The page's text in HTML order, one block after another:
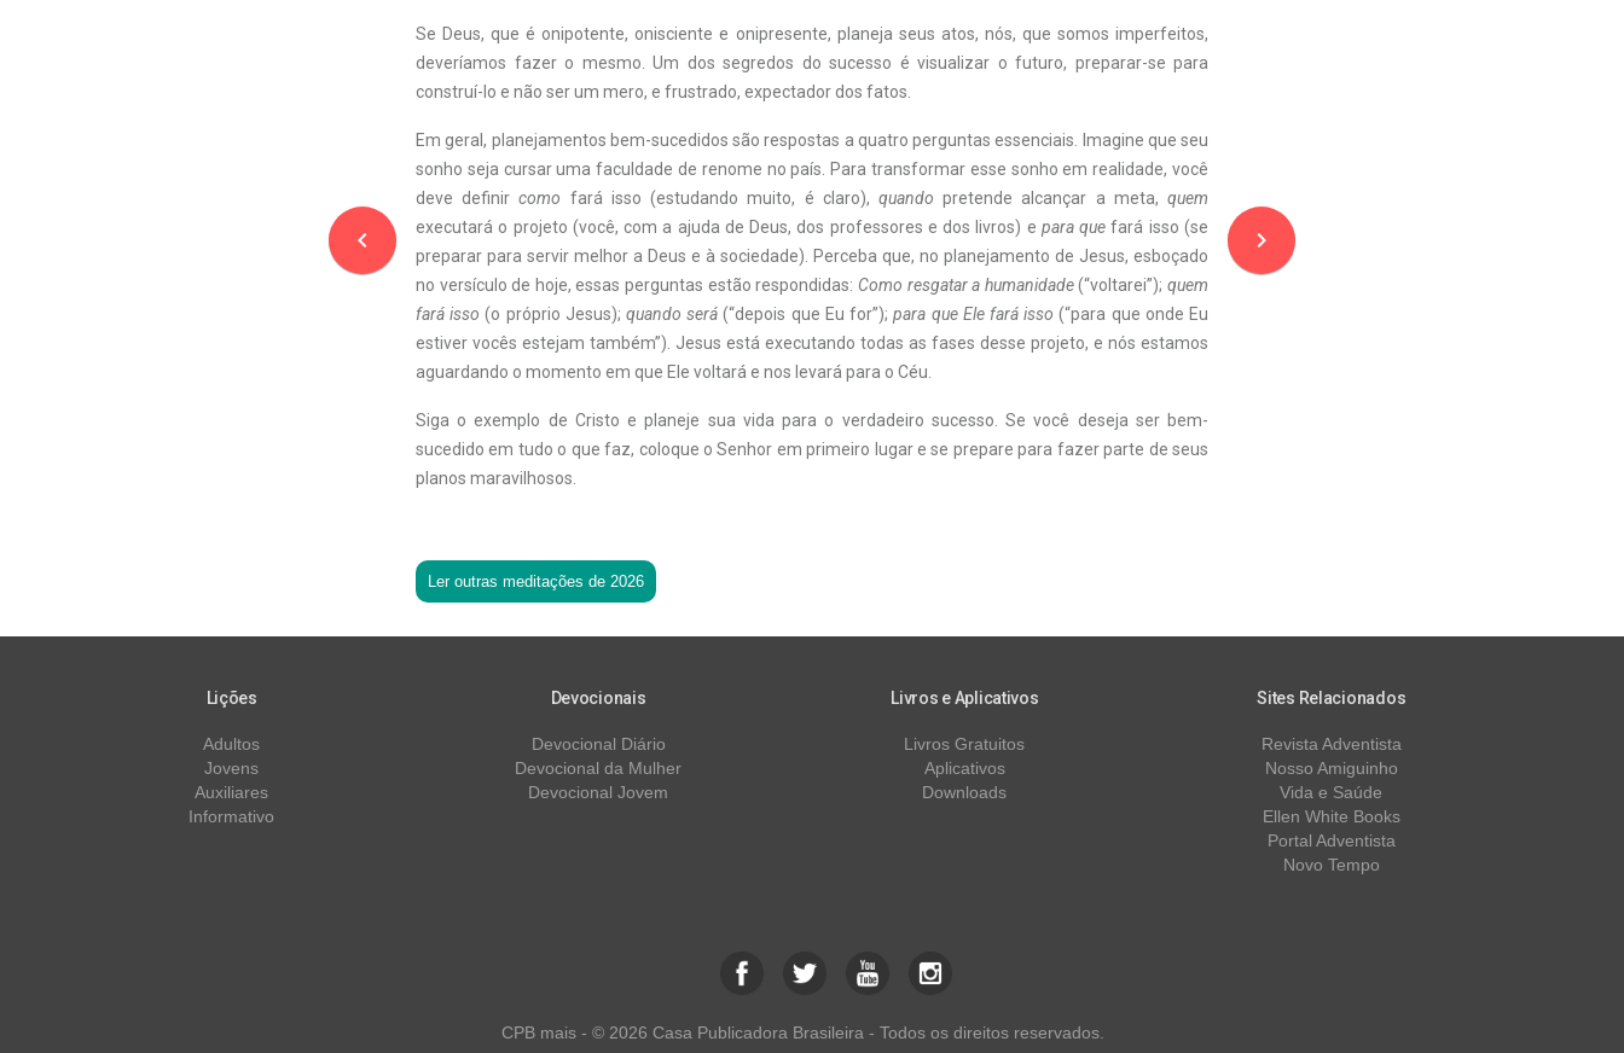
navigate_before
Se Deus, que é onipotente, onisciente e onipresente, planeja seus atos, nós, que somos imperfeitos,
deveríamos fazer o mesmo. Um dos segredos do sucesso é visualizar o futuro, preparar-se para
construí-lo e não ser um mero, e frustrado, expectador dos fatos.
Em geral, planejamentos bem-sucedidos são respostas a quatro perguntas essenciais. Imagine que seu
sonho seja cursar uma faculdade de renome no país. Para transformar esse sonho em realidade, você
deve definircomo fará isso (estudando muito, é claro), quando pretende alcançar a meta,quem
executará o projeto (você, com a ajuda de Deus, dos professores e dos livros) e para que fará isso (se
preparar para servir melhor a Deus e à sociedade). Perceba que, no planejamento de Jesus, esboçado
no versículo de hoje, essas perguntas estão respondidas: Como resgatar a humanidade(“voltarei”);quem
fará isso (o próprio Jesus);quando será (“depois que Eu for”);para que Ele fará isso (“para que onde Eu
estiver vocês estejam também”). Jesus está executando todas as fases desse projeto, e nós estamos
aguardando o momento em que Ele voltará e nos levará para o Céu.
Siga o exemplo de Cristo e planeje sua vida para o verdadeiro sucesso. Se você deseja ser bem-
sucedido em tudo o que faz, coloque o Senhor em primeiro lugar e se prepare para fazer parte de seus
planos maravilhosos.
Ler outras meditações de 2026
navigate_next
Lições
Adultos
Jovens
Auxiliares
Informativo
Devocionais
Devocional Diário
Devocional da Mulher
Devocional Jovem
Livros e Aplicativos
Livros Gratuitos
Aplicativos
Downloads
Sites Relacionados
Revista Adventista
Nosso Amiguinho
Vida e Saúde
Ellen White Books
Portal Adventista
Novo Tempo
CPB mais - © 2026 Casa Publicadora Brasileira - Todos os direitos reservados.